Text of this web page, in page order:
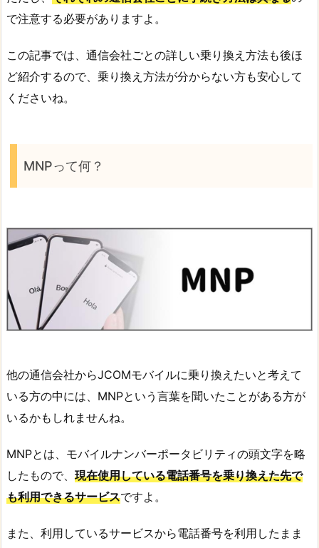
で注意する必要がありますよ。
この記事では、通信会社ごとの詳しい乗り換え方法も後ほ
ど紹介するので、乗り換え方法が分からない方も安心して
くださいね。
MNPって何？
他の通信会社からJCOMモバイルに乗り換えたいと考えて
いる方の中には、MNPという言葉を聞いたことがある方が
いるかもしれませんね。
MNPとは、モバイルナンバーポータビリティの頭文字を略
したもので、 現在使用している電話番号を乗り換えた先で
も利用できるサービスですよ。
また、利用しているサービスから電話番号を利用したまま